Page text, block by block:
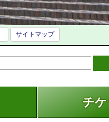
サイトマップ
チ